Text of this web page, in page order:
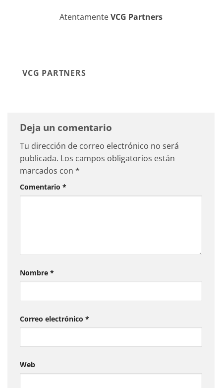
AtentamenteVCG Partners
VCG PARTNERS
Deja un comentario
Tu dirección de correo electrónico no será
publicada. Los campos obligatorios están
marcados con *
Comentario *
Nombre *
Correo electrónico *
Web